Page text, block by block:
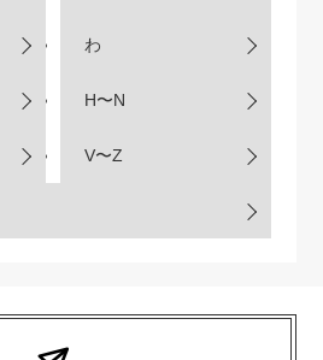
わ
H〜N
V〜Z